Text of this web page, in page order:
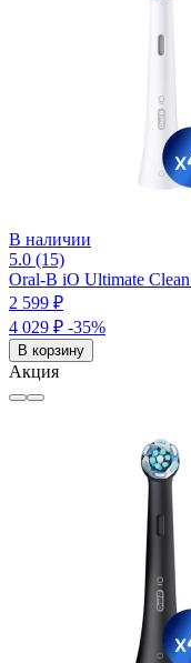
В наличии
5.0 (15)
Oral-B iO Ultimate
2 599 ₽
4 029 ₽ -35%
В корзину
Акция